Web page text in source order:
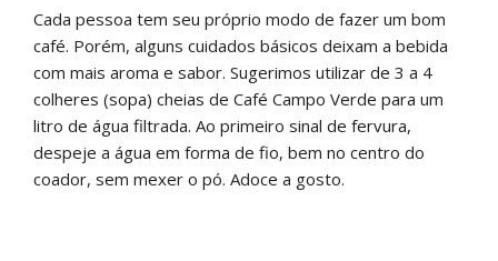
Cada pessoa tem seu próprio modo de fazer um bom
café. Porém, alguns cuidados básicos deixam a bebida
com mais aroma e sabor. Sugerimos utilizar de 3 a 4
colheres (sopa) cheias de Café Campo Verde para um
litro de água filtrada. Ao primeiro sinal de fervura,
despeje a água em forma de fio, bem no centro do
coador, sem mexer o pó. Adoce a gosto.